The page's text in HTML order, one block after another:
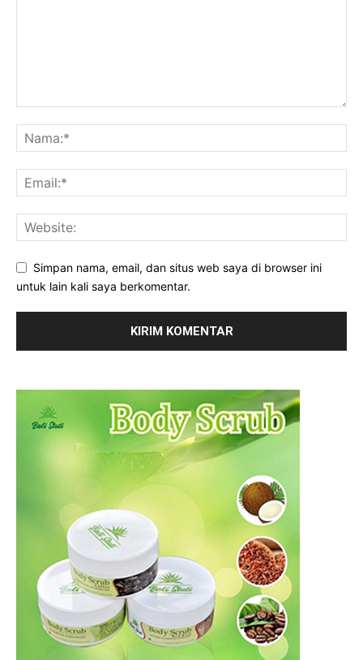
Simpan nama, email, dan situs web saya di browser ini
untuk lain kali saya berkomentar.